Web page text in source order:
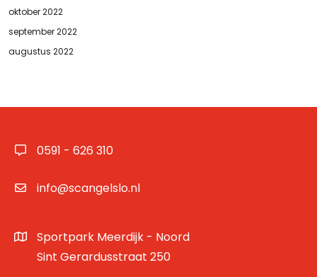
oktober 2022
september 2022
augustus 2022
0591 - 626 310
info@scangelslo.nl
Sportpark Meerdijk - Noord
Sint Gerardusstraat 250